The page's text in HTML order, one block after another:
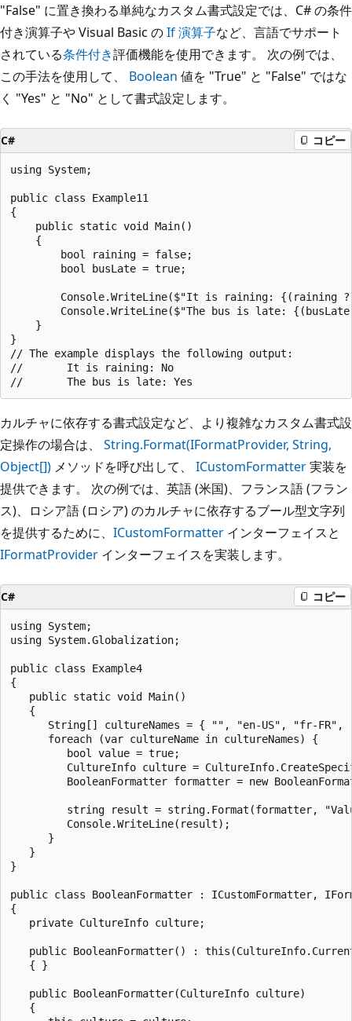
"False" に置き換わる単純なカスタム書式設定では、C# の条件
付き演算子や Visual Basic のIf 演算子など、言語でサポート
されている条件付き評価機能を使用できます。 次の例では、
この手法を使用して、 Boolean 値を "True" と "False" ではな
く "Yes" と "No" として書式設定します。
C# コピー
using System;
public class Example11
{
    public static void Main()
    {
        bool raining = false;
        bool busLate = true;
Console.WriteLine($"It is raining: {(raining
Console.WriteLine($"The bus is late:
    }
}
// The example displays the following output:
//       It is raining: No
カルチャに依存する書式設定など、より複雑なカスタム書式設
定操作の場合は、 String.Format(IFormatProvider, String,
Object[]) メソッドを呼び出して、 ICustomFormatter実装を
提供できます。 次の例では、英語 (米国)、フランス語 (フラン
ス)、ロシア語 (ロシア) のカルチャに依存するブール型文字列
を提供するために、 ICustomFormatter インターフェイスと
IFormatProvider インターフェイスを実装します。
C# コピー
using System;
using System.Globalization;
public class Example4
{
   public static void Main()
   {
String[] cultureNames = { "", "en-US", "fr-FR",
      foreach (var cultureName in cultureNames) {
         bool value = true;
CultureInfo culture =
BooleanFormatter formatter = new
string result = string.Format(formatter,
         Console.WriteLine(result);
      }
   }
}
public class BooleanFormatter : ICustomFormatter,
{
   private CultureInfo culture;
public BooleanFormatter() :
   { }
   public BooleanFormatter(CultureInfo culture)
   {